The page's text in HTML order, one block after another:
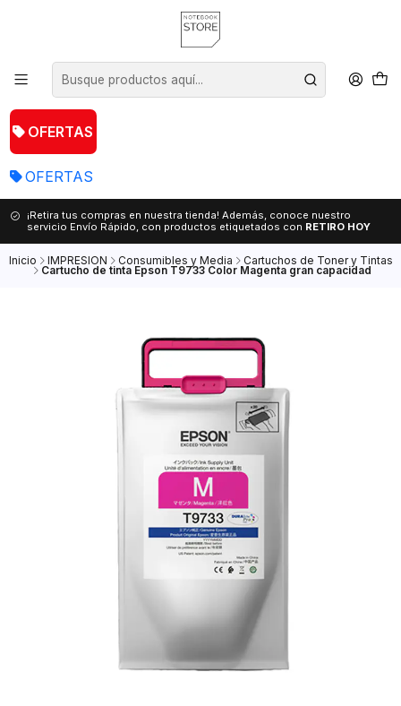
OFERTAS
OFERTAS
¡Retira tus compras en nuestra tienda! Además, conoce nuestro
servicio Envío Rápido, con productos etiquetados con RETIRO HOY
Inicio IMPRESION Consumibles y Media Cartuchos de Toner y Tintas
Cartucho de tinta Epson T9733 Color Magenta gran capacidad